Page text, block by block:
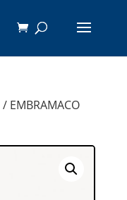
/ EMBRAMACO